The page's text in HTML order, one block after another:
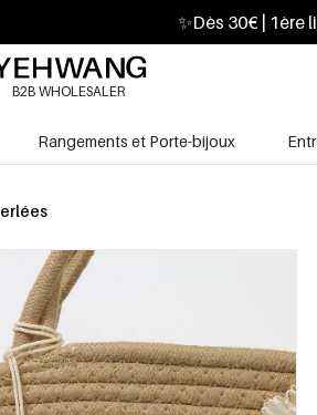
✨Dès 30€ | 1ère
B2B WHOLESALER
Rangements et Porte-bijoux